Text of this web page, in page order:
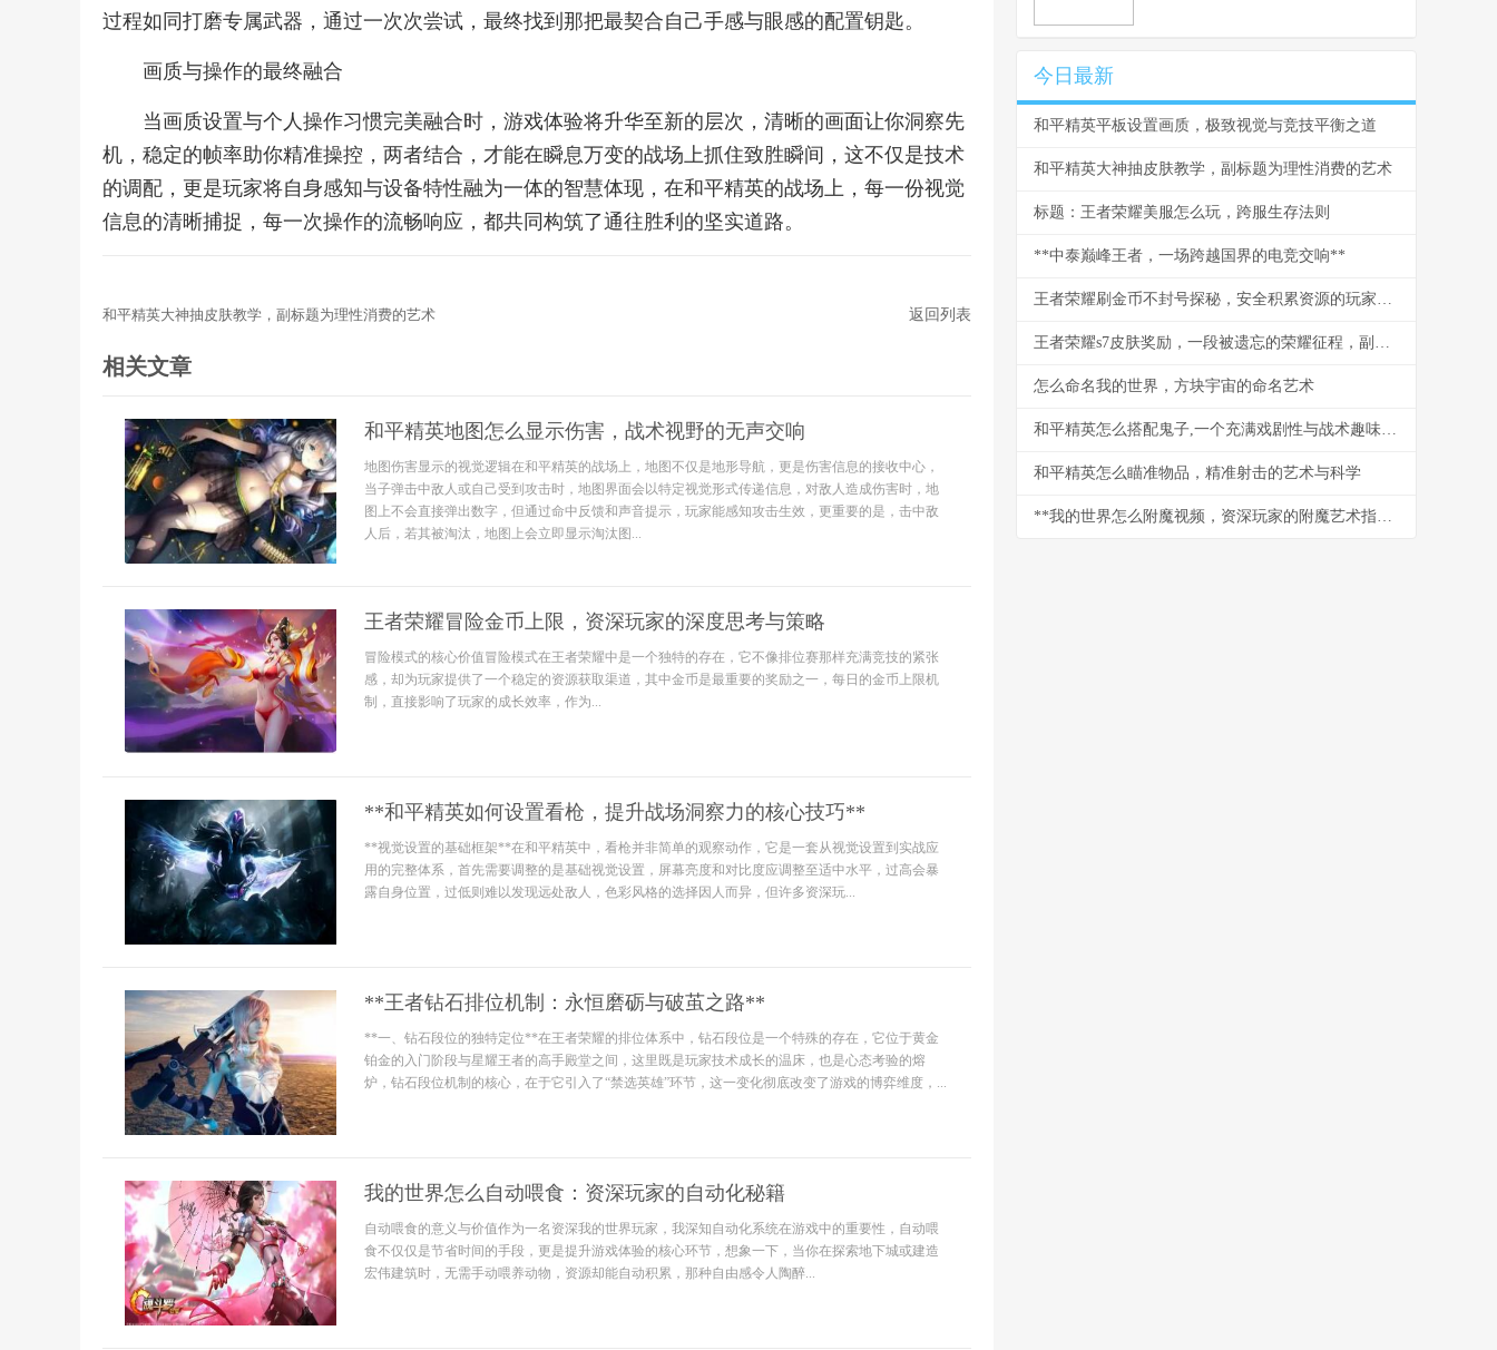
过程如同打磨专属武器，通过一次次尝试，最终找到那把最契合自己手感与眼感的配置钥匙。
画质与操作的最终融合
当画质设置与个人操作习惯完美融合时，游戏体验将升华至新的层次，清晰的画面让你洞察先
机，稳定的帧率助你精准操控，两者结合，才能在瞬息万变的战场上抓住致胜瞬间，这不仅是技术
的调配，更是玩家将自身感知与设备特性融为一体的智慧体现，在和平精英的战场上，每一份视觉
信息的清晰捕捉，每一次操作的流畅响应，都共同构筑了通往胜利的坚实道路。
和平精英大神抽皮肤教学，副标题为理性消费的艺术 返回列表
相关文章
和平精英地图怎么显示伤害，战术视野的无声交响
地图伤害显示的视觉逻辑在和平精英的战场上，地图不仅是地形导航，更是伤害信息的接收中心，
当子弹击中敌人或自己受到攻击时，地图界面会以特定视觉形式传递信息，对敌人造成伤害时，地
图上不会直接弹出数字，但通过命中反馈和声音提示，玩家能感知攻击生效，更重要的是，击中敌
人后，若其被淘汰，地图上会立即显示淘汰图...
王者荣耀冒险金币上限，资深玩家的深度思考与策略
冒险模式的核心价值冒险模式在王者荣耀中是一个独特的存在，它不像排位赛那样充满竞技的紧张
感，却为玩家提供了一个稳定的资源获取渠道，其中金币是最重要的奖励之一，每日的金币上限机
制，直接影响了玩家的成长效率，作为...
**和平精英如何设置看枪，提升战场洞察力的核心技巧**
**视觉设置的基础框架**在和平精英中，看枪并非简单的观察动作，它是一套从视觉设置到实战应
用的完整体系，首先需要调整的是基础视觉设置，屏幕亮度和对比度应调整至适中水平，过高会暴
露自身位置，过低则难以发现远处敌人，色彩风格的选择因人而异，但许多资深玩...
**王者钻石排位机制：永恒磨砺与破茧之路**
**一、钻石段位的独特定位**在王者荣耀的排位体系中，钻石段位是一个特殊的存在，它位于黄金
铂金的入门阶段与星耀王者的高手殿堂之间，这里既是玩家技术成长的温床，也是心态考验的熔
炉，钻石段位机制的核心，在于它引入了“禁选英雄”环节，这一变化彻底改变了游戏的博弈维度，...
我的世界怎么自动喂食：资深玩家的自动化秘籍
自动喂食的意义与价值作为一名资深我的世界玩家，我深知自动化系统在游戏中的重要性，自动喂
食不仅仅是节省时间的手段，更是提升游戏体验的核心环节，想象一下，当你在探索地下城或建造
宏伟建筑时，无需手动喂养动物，资源却能自动积累，那种自由感令人陶醉...
今日最新
和平精英平板设置画质，极致视觉与竞技平衡之道
和平精英大神抽皮肤教学，副标题为理性消费的艺术
标题：王者荣耀美服怎么玩，跨服生存法则
**中泰巅峰王者，一场跨越国界的电竞交响**
王者荣耀刷金币不封号探秘，安全积累资源的玩家智慧
王者荣耀s7皮肤奖励，一段被遗忘的荣耀征程，副标题，峡谷中的初代荣光印记
怎么命名我的世界，方块宇宙的命名艺术
和平精英怎么搭配鬼子,一个充满戏剧性与战术趣味的组合策略
和平精英怎么瞄准物品，精准射击的艺术与科学
**我的世界怎么附魔视频，资深玩家的附魔艺术指南**